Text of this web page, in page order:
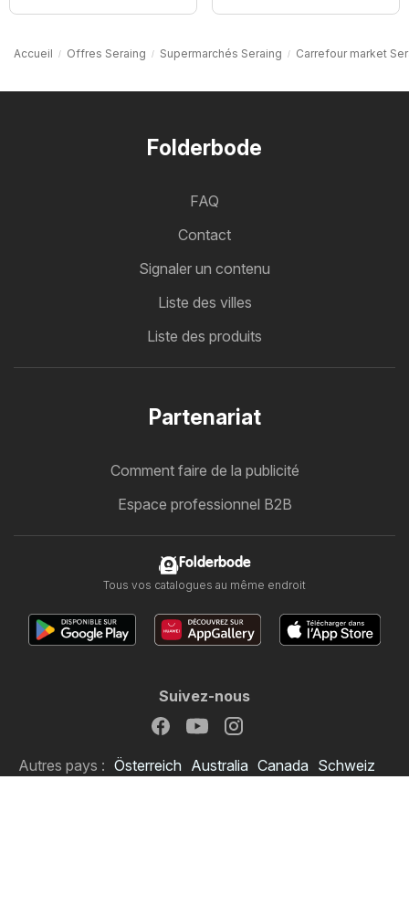
Accueil Offres Seraing Supermarchés Seraing Carrefour market
Folderbode
FAQ
Contact
Signaler un contenu
Liste des villes
Liste des produits
Partenariat
Comment faire de la publicité
Espace professionnel B2B
Folderbode
Tous vos catalogues au même endroit
Suivez-nous
Autres pays : Österreich Australia Canada Schweiz